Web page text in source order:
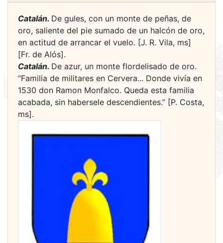
Catalán. De gules, con un monte de peñas, de
oro, saliente del pie sumado de un halcón de oro,
en actitud de arrancar el vuelo. [J. R. Vila, ms]
[Fr. de Alós].
Catalán. De azur, un monte flordelisado de oro.
“Familia de militares en Cervera... Donde vivía en
1530 don Ramon Monfalco. Queda esta familia
acabada, sin habersele descendientes.” [P. Costa,
ms].